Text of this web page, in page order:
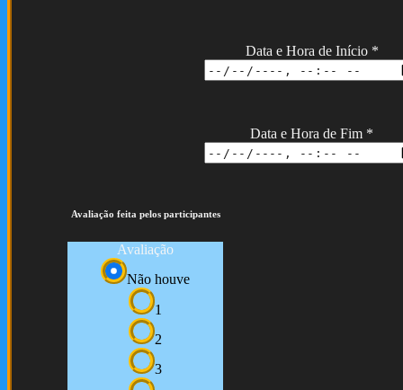
Data e Hora de Início *
Data e Hora de Fim *
Avaliação feita pelos participantes
Avaliação
Não houve
1
2
3